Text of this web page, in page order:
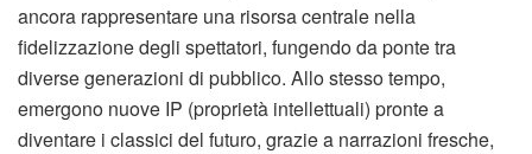
ancora rappresentare una risorsa centrale nella
fidelizzazione degli spettatori, fungendo da ponte tra
diverse generazioni di pubblico. Allo stesso tempo,
emergono nuove IP (proprietà intellettuali) pronte a
diventare i classici del futuro, grazie a narrazioni fresche,